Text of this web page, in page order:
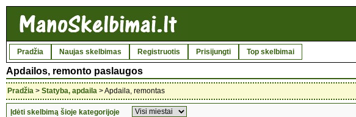
Pradžia Naujas skelbimas Registruotis Prisijungti Top skelbimai
Apdailos, remonto paslaugos
Pradžia > Statyba, apdaila > Apdaila, remontas
Įdėti skelbimą šioje kategorijoje